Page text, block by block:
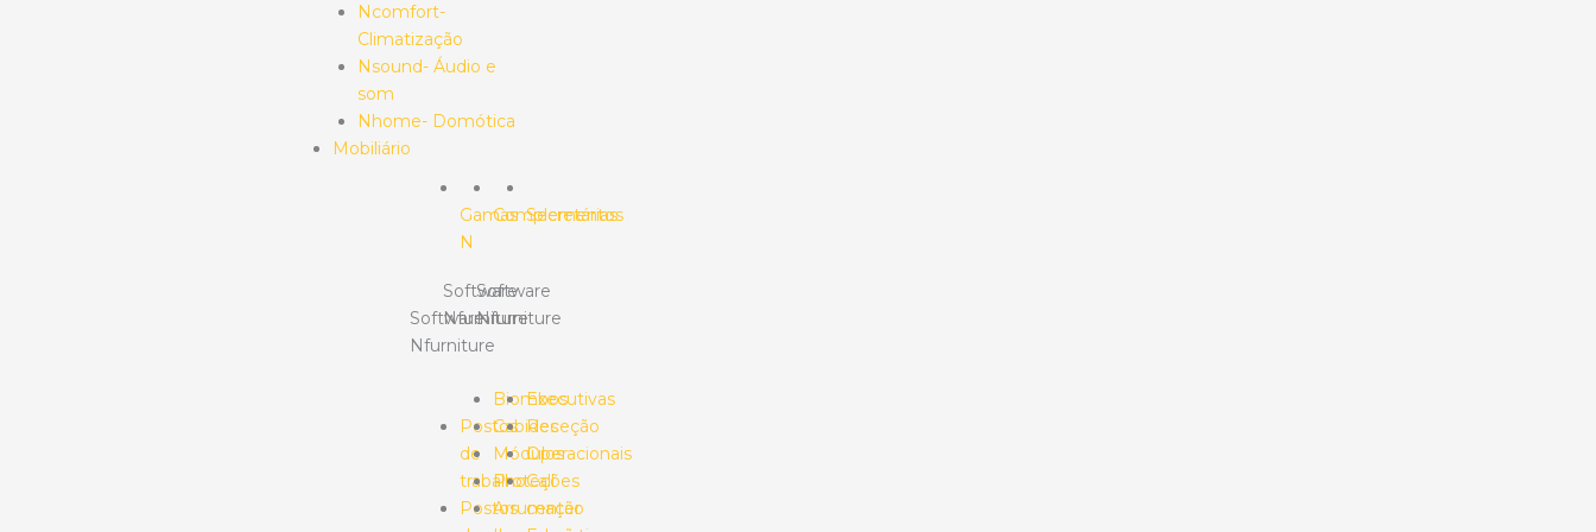
Ncomfort-
Climatização
Nsound- Áudio e
som
Nhome- Domótica
Mobiliário
Gamas
N
Software
Nfurniture
Postos
de
trabalho
Postos
Complementos
Software
Nfurniture
Biombos
Cabides
Módulos
Proteções
Arrumação
Secretárias
Software
Nfurniture
Executivas
Receção
Operacionais
Call
center